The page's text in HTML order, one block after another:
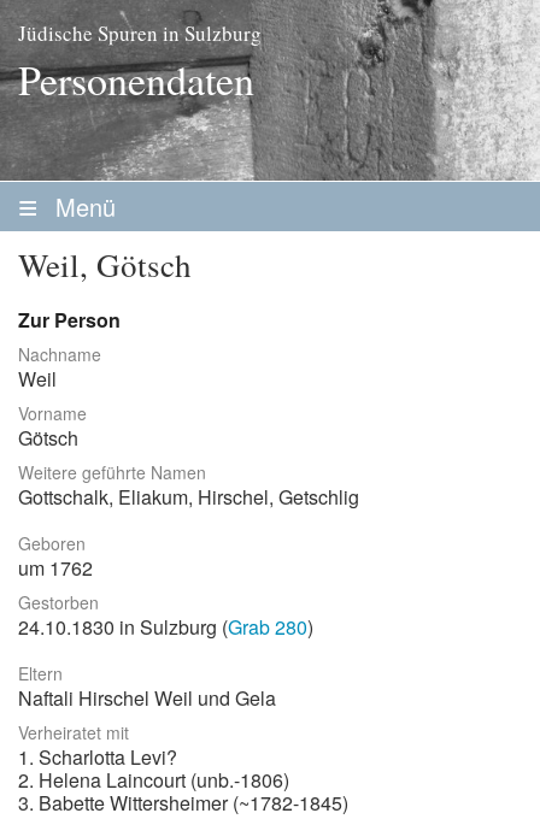
Jüdische Spuren in Sulzburg
Personendaten
Menü
Startseite
Personen
Personenliste
Familien
Vereine / Stiftungen
Stadtrundgang
Der Friedhof
Aktuelles
Suche
Weil, Götsch
Zur Person
Nachname
Weil
Vorname
Götsch
Weitere geführte Namen
Gottschalk, Eliakum, Hirschel, Getschlig
Geboren
um 1762
Gestorben
24.10.1830 in Sulzburg (Grab 280)
Eltern
Naftali Hirschel Weil und Gela
Verheiratet mit
1. Scharlotta Levi?
2. Helena Laincourt (unb.-1806)
3. Babette Wittersheimer (~1782-1845)